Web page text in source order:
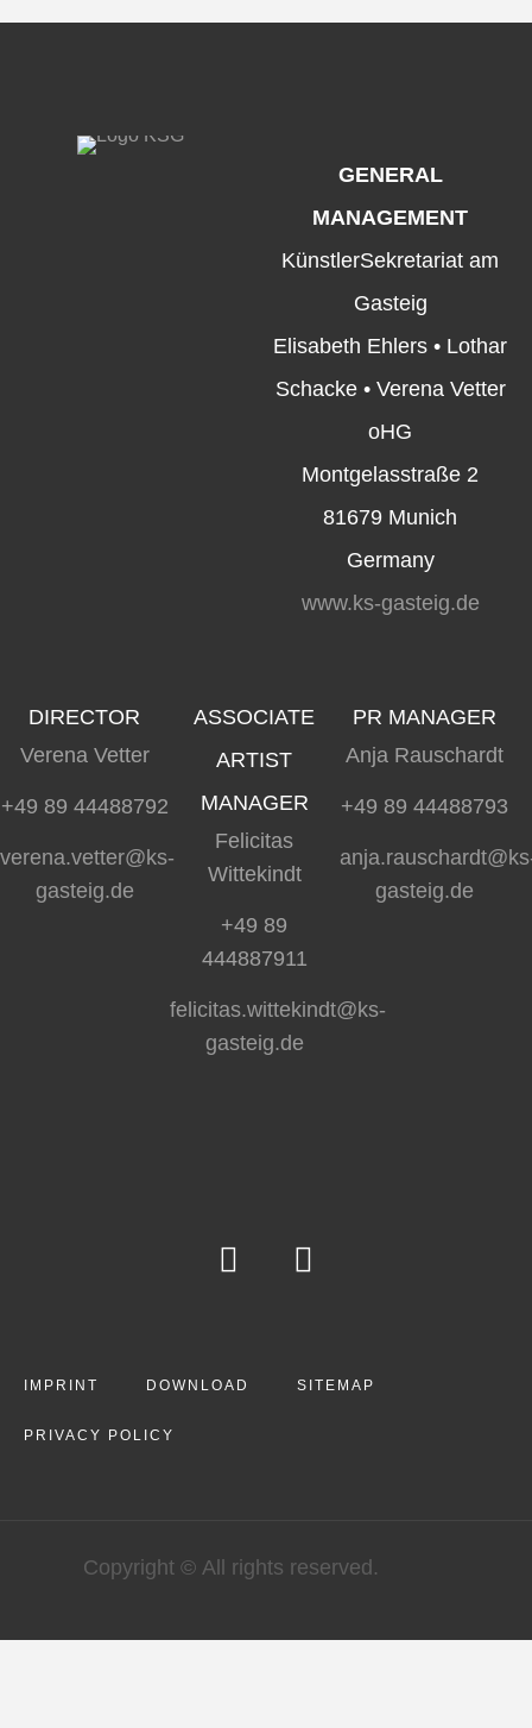
GENERAL
MANAGEMENT
KünstlerSekretariat am
Gasteig
Elisabeth Ehlers • Lothar
Schacke • Verena Vetter
oHG
Montgelasstraße 2
81679 Munich
Germany
www.ks-gasteig.de
DIRECTOR
Verena Vetter
+49 89 44488792
verena.vetter@ks-
gasteig.de
ASSOCIATE
ARTIST
MANAGER
Felicitas
Wittekindt
+49 89
444887911
felicitas.wittekindt@ks-
gasteig.de
PR MANAGER
Anja Rauschardt
+49 89 44488793
gasteig.de
IMPRINT DOWNLOAD SITEMAP
PRIVACY POLICY
Copyright © All rights reserved.